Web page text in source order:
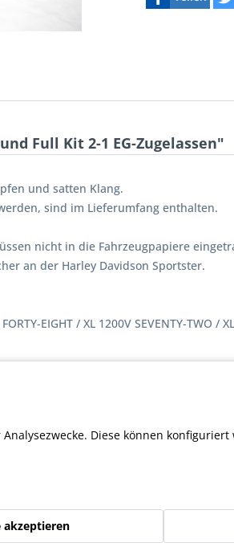
Full Kit 2-1 EG-Zugelassen"
und satten Klang.
sind im Lieferumfang enthalten.
nicht in die Fahrzeugpapiere
an der Harley Davidson Sportster.
EIGHT / XL 1200V SEVENTY-TWO /
Full Kit 2-1 EG-Zugelassen"
Diese können
akzeptieren